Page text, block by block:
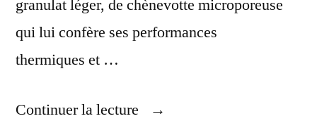
granulat léger, de chènevotte microporeuse
qui lui confère ses performances
thermiques et …
Continuer la lecture « 10